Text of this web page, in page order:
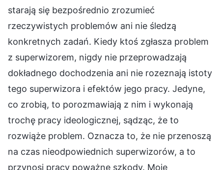
starają się bezpośrednio zrozumieć
rzeczywistych problemów ani nie śledzą
konkretnych zadań. Kiedy ktoś zgłasza problem
z superwizorem, nigdy nie przeprowadzają
dokładnego dochodzenia ani nie rozeznają istoty
tego superwizora i efektów jego pracy. Jedyne,
co zrobią, to porozmawiają z nim i wykonają
trochę pracy ideologicznej, sądząc, że to
rozwiąże problem. Oznacza to, że nie przenoszą
na czas nieodpowiednich superwizorów, a to
przynosi pracy poważne szkody. Moje